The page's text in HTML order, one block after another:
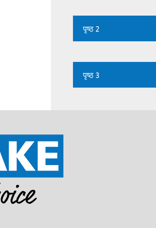
पृष्ठ 2
पृष्ठ 3